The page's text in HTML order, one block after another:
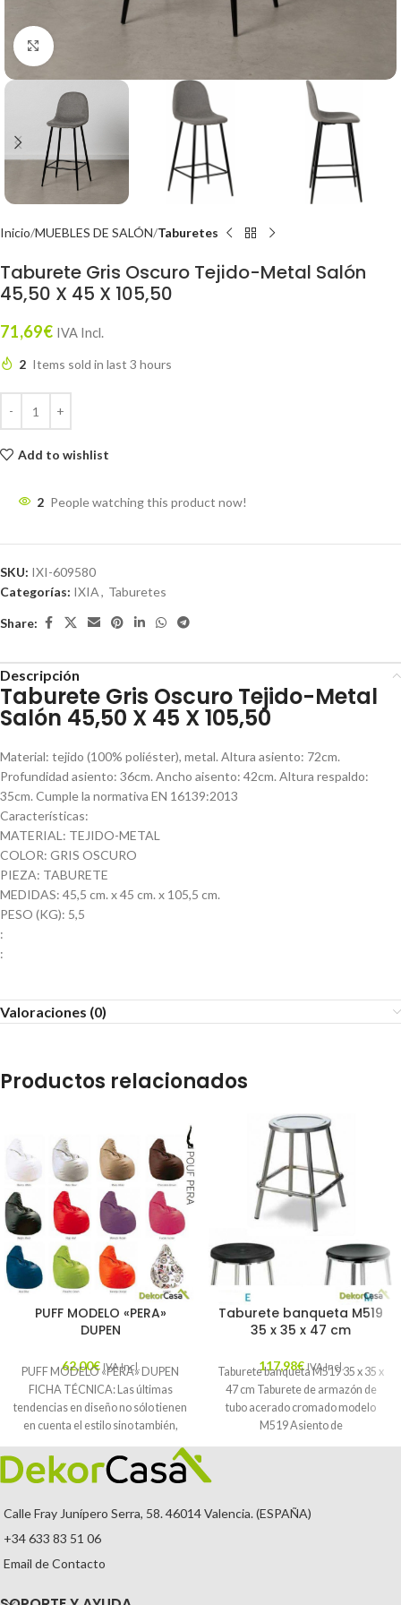
Click to enlarge
Inicio MUEBLES DE SALÓN Taburetes
Taburete Gris Oscuro Tejido-Metal Salón
45,50 X 45 X 105,50
71,69€ IVA Incl.
2 Items sold in last 3 hours
Add to wishlist
2 People watching this product now!
SKU: IXI-609580
Categorías: IXIA, Taburetes
Share:
Descripción
Taburete Gris Oscuro Tejido-Metal
Salón 45,50 X 45 X 105,50
Material: tejido (100% poliéster), metal. Altura asiento: 72cm.
Profundidad asiento: 36cm. Ancho aisento: 42cm. Altura respaldo:
35cm. Cumple la normativa EN 16139:2013
Características:
MATERIAL: TEJIDO-METAL
COLOR: GRIS OSCURO
PIEZA: TABURETE
MEDIDAS: 45,5 cm. x 45 cm. x 105,5 cm.
PESO (KG): 5,5
:
:
Valoraciones (0)
Productos relacionados
PUFF MODELO «PERA»
DUPEN
62,00€ IVA Incl.
PUFF MODELO «PERA» DUPEN
FICHA TÉCNICA: Las últimas
tendencias en diseño no sólo tienen
en cuenta el estilo sino también,
Taburete banqueta M519
35 x 35 x 47 cm
117,98€ IVA Incl.
Taburete banqueta M519 35 x 35 x
47 cm Taburete de armazón de
tubo acerado cromado modelo
M519 Asiento de
Calle Fray Junípero Serra, 58. 46014 Valencia. (ESPAÑA)
+34 633 83 51 06
Email de Contacto